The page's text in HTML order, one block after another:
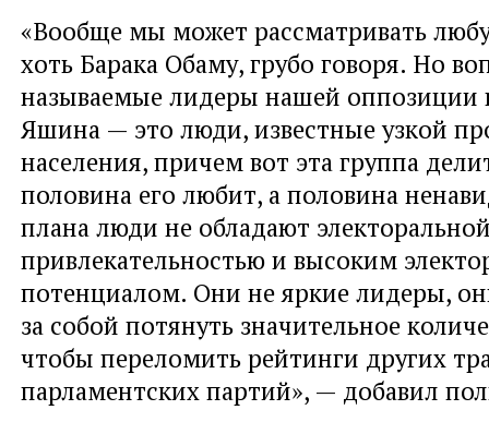
«Вообще мы может рассматривать
хоть Барака Обаму, грубо говоря. Но
называемые лидеры нашей оппозиции
Яшина — это люди, известные узкой
населения, причем вот эта группа
половина его любит, а половина
плана люди не обладают
привлекательностью и высоким
потенциалом. Они не яркие лидеры,
за собой потянуть значительное
чтобы переломить рейтинги других
парламентских партий», — добавил